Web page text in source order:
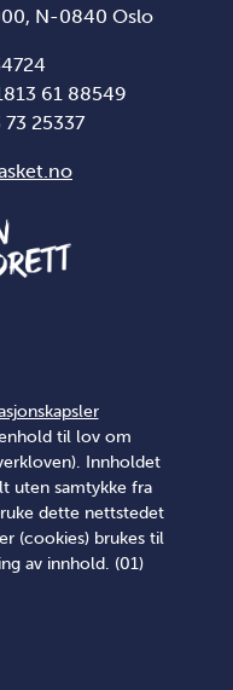
N-0840 Oslo
61 88549
73 25337
til lov om
Innholdet
uten samtykke fra
dette nettstedet
(cookies) brukes til
av innhold. (01)